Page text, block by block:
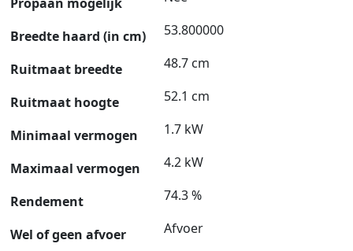
Breedte haard (in cm) 53.800000
Ruitmaat breedte 48.7 cm
Ruitmaat hoogte 52.1 cm
Minimaal vermogen 1.7 kW
Maximaal vermogen 4.2 kW
Rendement 74.3 %
Wel of geen afvoer
Afvoer